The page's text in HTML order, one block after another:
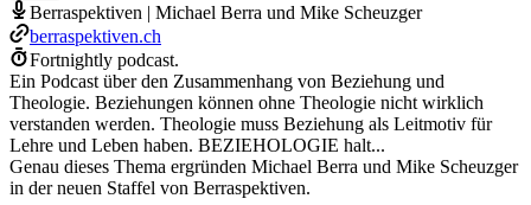
Berraspektiven | Michael Berra und Mike Scheuzger
berraspektiven.ch
Fortnightly podcast.
Ein Podcast über den Zusammenhang von Beziehung und
Theologie. Beziehungen können ohne Theologie nicht wirklich
verstanden werden. Theologie muss Beziehung als Leitmotiv für
Lehre und Leben haben. BEZIEHOLOGIE halt...
Genau dieses Thema ergründen Michael Berra und Mike Scheuzger
in der neuen Staffel von Berraspektiven.